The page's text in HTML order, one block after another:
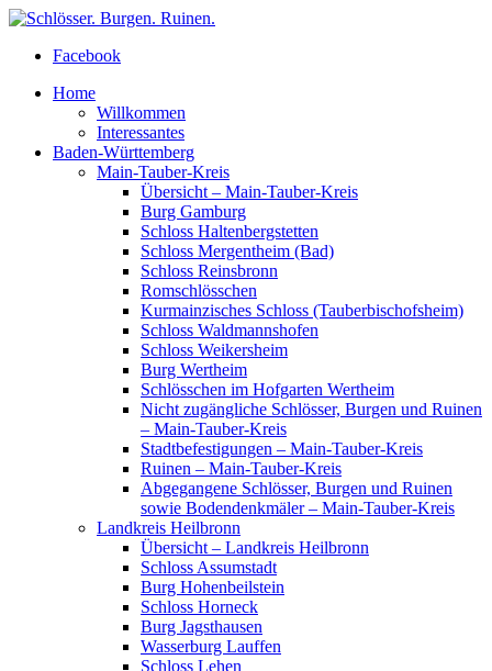
Facebook
Home
Willkommen
Interessantes
Baden-Württemberg
Main-Tauber-Kreis
Übersicht – Main-Tauber-Kreis
Burg Gamburg
Schloss Haltenbergstetten
Schloss Mergentheim (Bad)
Schloss Reinsbronn
Romschlösschen
Kurmainzisches Schloss (Tauberbischofsheim)
Schloss Waldmannshofen
Schloss Weikersheim
Burg Wertheim
Schlösschen im Hofgarten Wertheim
Nicht zugängliche Schlösser, Burgen und Ruinen
– Main-Tauber-Kreis
Stadtbefestigungen – Main-Tauber-Kreis
Ruinen – Main-Tauber-Kreis
Abgegangene Schlösser, Burgen und Ruinen
sowie Bodendenkmäler – Main-Tauber-Kreis
Landkreis Heilbronn
Übersicht – Landkreis Heilbronn
Schloss Assumstadt
Burg Hohenbeilstein
Schloss Horneck
Burg Jagsthausen
Wasserburg Lauffen
Schloss Lehen